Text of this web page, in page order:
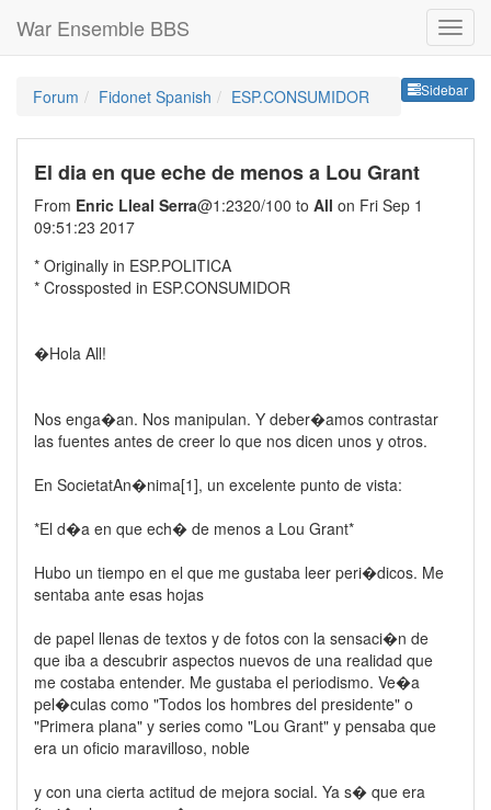
War Ensemble BBS
Sidebar
Forum Fidonet Spanish ESP.CONSUMIDOR
El dia en que eche de menos a Lou Grant
From Enric Lleal Serra@1:2320/100 to All on Fri Sep 1
09:51:23 2017
* Originally in ESP.POLITICA
* Crossposted in ESP.CONSUMIDOR
�Hola All!
Nos enga�an. Nos manipulan. Y deber�amos contrastar
las fuentes antes de creer lo que nos dicen unos y otros.
En SocietatAn�nima[1], un excelente punto de vista:
*El d�a en que ech� de menos a Lou Grant*
Hubo un tiempo en el que me gustaba leer peri�dicos. Me
sentaba ante esas hojas
de papel llenas de textos y de fotos con la sensaci�n de
que iba a descubrir aspectos nuevos de una realidad que
me costaba entender. Me gustaba el periodismo. Ve�a
pel�culas como "Todos los hombres del presidente" o
"Primera plana" y series como "Lou Grant" y pensaba que
era un oficio maravilloso, noble
y con una cierta actitud de mejora social. Ya s� que era